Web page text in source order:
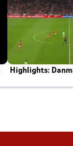
Highlights: